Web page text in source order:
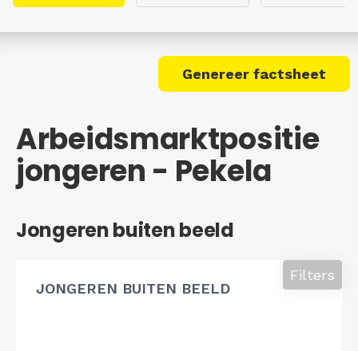
Genereer factsheet
Arbeidsmarktpositie
jongeren - Pekela
Jongeren buiten beeld
JONGEREN BUITEN BEELD
Filters